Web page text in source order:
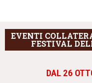
EVENTI
FESTIVAL
DAL 26